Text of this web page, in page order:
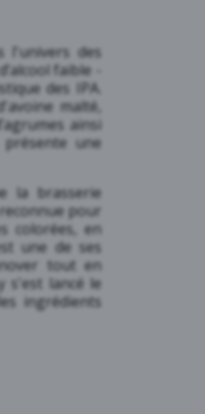
l'univers des
faible -
des IPA.
malté,
ainsi
une
la brasserie
pour
colorées, en
une de ses
tout en
s'est lancé le
ingrédients